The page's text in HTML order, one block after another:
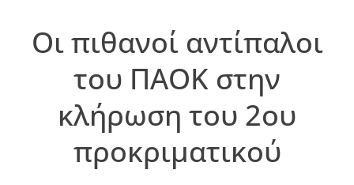
Οι πιθανοί αντίπαλοι
του ΠΑΟΚ στην
κλήρωση του 2ου
προκριματικού